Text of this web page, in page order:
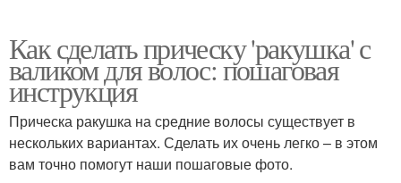
Как сделать прическу 'ракушка' с
валиком для волос: пошаговая
инструкция
Прическа ракушка на средние волосы существует в
нескольких вариантах. Сделать их очень легко – в этом
вам точно помогут наши пошаговые фото.